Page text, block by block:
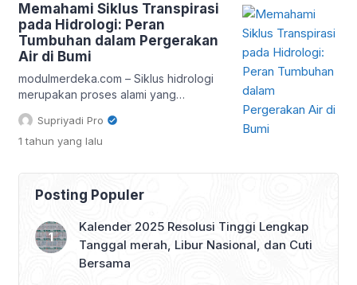
permukaan menjadi kunci dalam
berbagai kegiatan manusia, mulai dari
pengelolaan sumber daya air,
perencanaan tata ruang, hingga
mitigasi bencana alam seperti banjir
dan kekeringan. Artikel ini […]
Memahami Siklus Transpirasi
pada Hidrologi: Peran
Tumbuhan dalam Pergerakan
Air di Bumi
modulmerdeka.com – Siklus hidrologi
merupakan proses alami yang
mengatur pergerakan air di bumi
melalui berbagai tahapan, seperti
evaporasi, kondensasi, presipitasi, dan
yang sering kurang mendapat sorotan
adalah transpirasi. Transpirasi
merupakan proses pelepasan uap air
dari tumbuhan ke atmosfer. Proses ini,
bila dilihat dalam konteks siklus
hidrologi, berperan signifikan dalam
menjaga […]
Supriyadi Pro
1 tahun yang lalu
Posting Populer
Kalender 2025 Resolusi Tinggi Lengkap
Tanggal merah, Libur Nasional, dan Cuti
Bersama